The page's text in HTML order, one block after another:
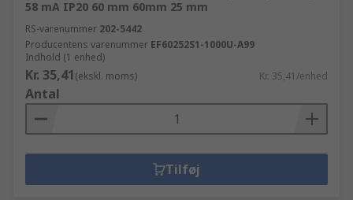
58 mA IP20 60 mm 60mm 25 mm
RS-varenummer 202-5442
Producentens varenummer EF60252S1-1000U-A99
Indhold (1 enhed)
Kr. 35,41(ekskl. moms) Kr. 35,41/enhed
Antal
Tilføj